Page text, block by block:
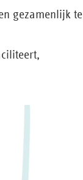
gezamenlijk te